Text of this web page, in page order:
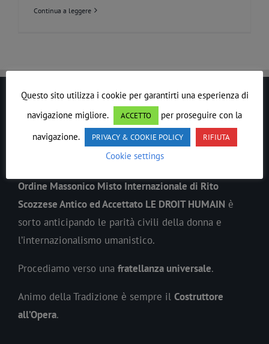
Continua a leggere
In ogni epoca il Lavoro Massonicosi è evoluto
precedendo lo spirito del suo tempo.
Ordine Massonico Misto Internazionale di Rito
Scozzese Antico ed Accettato LE DROIT HUMAIN è
sorto anticipando le parità civili della donna e
l’internazionalismo umanistico.
Procediamo verso una fratellanza universale.
Animo della Tradizione è sempre il Costruttore
all’Opera.
Questo sito utilizza i cookie per garantirti una esperienza di
navigazione migliore.
ACCETTO
per proseguire con la
navigazione.
PRIVACY & COOKIE POLICY RIFIUTA
Cookie settings